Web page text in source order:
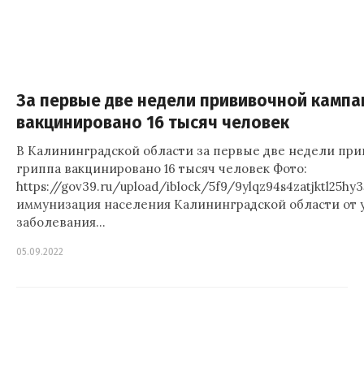
За первые две недели прививочной
вакцинировано 16 тысяч человек
В Калининградской области за первые две недели
гриппа вакцинировано 16 тысяч человек Фото:
https://gov39.ru/upload/iblock/5f9/
иммунизация населения Калининградской области от
заболевания…
05.09.2022